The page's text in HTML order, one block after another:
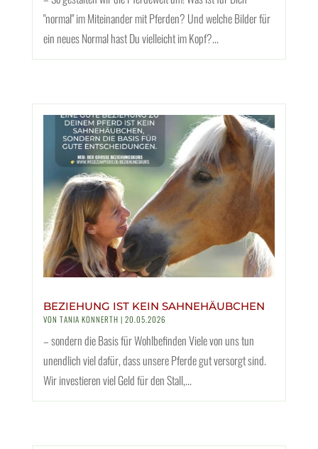
"normal" im Miteinander mit Pferden? Und welche Bilder für
ein neues Normal hast Du vielleicht im Kopf?...
BEZIEHUNG IST KEIN SAHNEHÄUBCHEN
VON TANIA KONNERTH | 20.05.2026
– sondern die Basis für Wohlbefinden Viele von uns tun
unendlich viel dafür, dass unsere Pferde gut versorgt sind.
Wir investieren viel Geld für den Stall,...